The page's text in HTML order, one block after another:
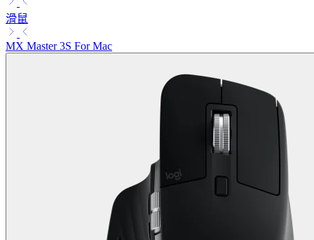
滑鼠
MX Master 3S For Mac